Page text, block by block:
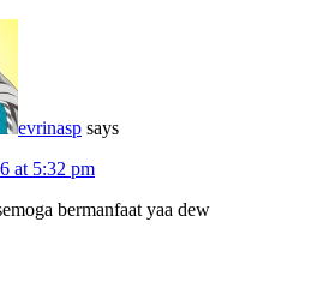
evrinasp says
at 5:32 pm
bermanfaat yaa dew